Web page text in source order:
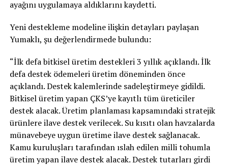
ayağını uygulamaya aldıklarını kaydetti.
Yeni destekleme modeline ilişkin detayları paylaşan
Yumaklı, şu değerlendirmede bulundu:
“İlk defa bitkisel üretim destekleri 3 yıllık açıklandı. İlk
defa destek ödemeleri üretim döneminden önce
açıklandı. Destek kalemlerinde sadeleştirmeye gidildi.
Bitkisel üretim yapan ÇKS’ye kayıtlı tüm üreticiler
destek alacak. Üretim planlaması kapsamındaki stratejik
ürünlere ilave destek verilecek. Su kısıtı olan havzalarda
münavebeye uygun üretime ilave destek sağlanacak.
Kamu kuruluşları tarafından ıslah edilen milli tohumla
üretim yapan ilave destek alacak. Destek tutarları girdi